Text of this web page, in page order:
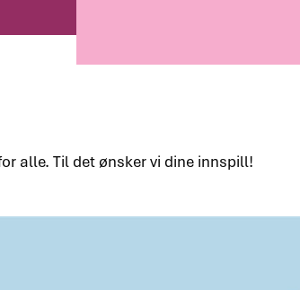
alle. Til det ønsker vi dine innspill!